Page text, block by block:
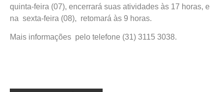
quinta-feira (07), encerrará suas atividades às 17 horas, e
na sexta-feira (08), retomará às 9 horas.
Mais informações pelo telefone (31) 3115 3038.